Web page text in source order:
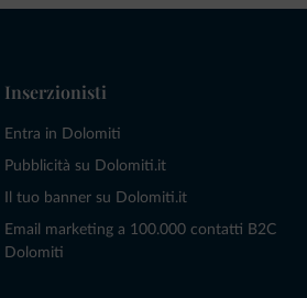
Inserzionisti
Entra in Dolomiti
Pubblicità su Dolomiti.it
Il tuo banner su Dolomiti.it
Email marketing a 100.000 contatti B2C
Dolomiti